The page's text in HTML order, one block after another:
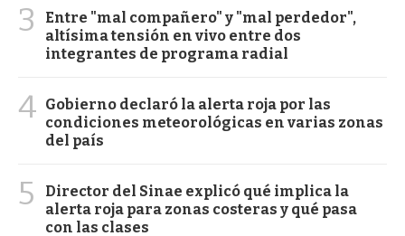
3
Entre "mal compañero" y "mal perdedor",
altísima tensión en vivo entre dos
integrantes de programa radial
4 Gobierno declaró la alerta roja por las
condiciones meteorológicas en varias zonas
del país
5
Director del Sinae explicó qué implica la
alerta roja para zonas costeras y qué pasa
con las clases